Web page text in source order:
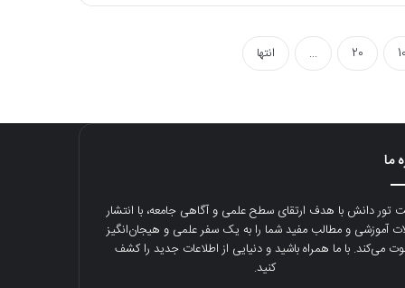
20
... انتها
ما
تور دانش با هدف ارتقای سطح علمی و آگاهی جامعه، با انتشار
آموزشی و مطالب مفید شما را به یک سفر علمی و هیجان‌انگیز
می‌کند. با ما همراه باشید و دنیایی از اطلاعات جدید را کشف
کنید.